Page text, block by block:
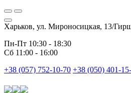
Харьков, ул. Мироносицкая, 13/
Пн-Пт 10:30 - 18:30
Сб 11:00 - 16:00
+38 (057) 752-10-70 +38 (050) 401-